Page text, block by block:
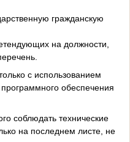
гражданскую
на должности,
с использованием
обеспечения
соблюдать технические
на последнем листе, не